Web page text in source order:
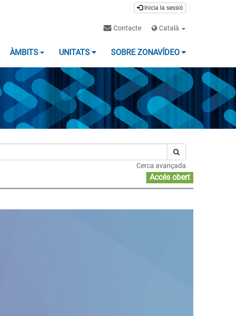
Inicia la sessió
Contacte Català
ÀMBITS UNITATS SOBRE ZONAVÍDEO
Cerca avançada
Accés obert